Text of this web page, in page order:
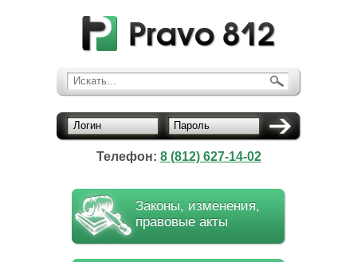
Искать...
Логин Пароль
Телефон: 8 (812) 627-14-02
Законы, изменения,
правовые акты